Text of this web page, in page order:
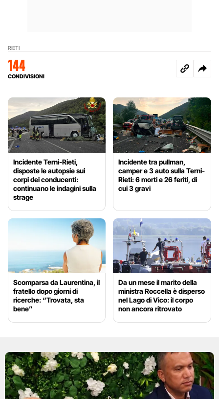
RIETI
144
CONDIVISIONI
Incidente Terni-Rieti,
disposte le autopsie sui
corpi dei conducenti:
continuano le indagini sulla
strage
Incidente tra pullman,
camper e 3 auto sulla Terni-
Rieti: 6 morti e 26 feriti, di
cui 3 gravi
Scomparsa da Laurentina, il
fratello dopo giorni di
ricerche: “Trovata, sta
bene”
Da un mese il marito della
ministra Roccella è disperso
nel Lago di Vico: il corpo
non ancora ritrovato